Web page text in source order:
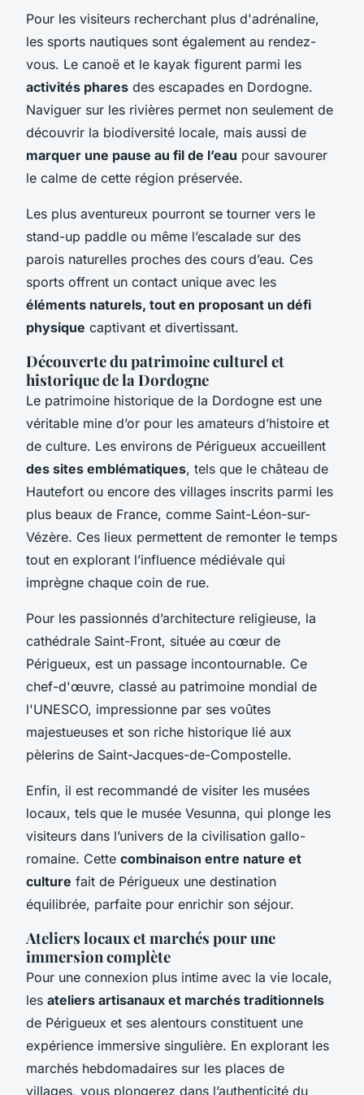
Pour les visiteurs recherchant plus d'adrénaline,
les sports nautiques sont également au rendez-
vous. Le canoë et le kayak figurent parmi les
activités phares des escapades en Dordogne.
Naviguer sur les rivières permet non seulement de
découvrir la biodiversité locale, mais aussi de
marquer une pause au fil de l’eau pour savourer
le calme de cette région préservée.
Les plus aventureux pourront se tourner vers le
stand-up paddle ou même l’escalade sur des
parois naturelles proches des cours d’eau. Ces
sports offrent un contact unique avec les
éléments naturels, tout en proposant un défi
physique captivant et divertissant.
Découverte du patrimoine culturel et
historique de la Dordogne
Le patrimoine historique de la Dordogne est une
véritable mine d’or pour les amateurs d’histoire et
de culture. Les environs de Périgueux accueillent
des sites emblématiques, tels que le château de
Hautefort ou encore des villages inscrits parmi les
plus beaux de France, comme Saint-Léon-sur-
Vézère. Ces lieux permettent de remonter le temps
tout en explorant l’influence médiévale qui
imprègne chaque coin de rue.
Pour les passionnés d’architecture religieuse, la
cathédrale Saint-Front, située au cœur de
Périgueux, est un passage incontournable. Ce
chef-d'œuvre, classé au patrimoine mondial de
l'UNESCO, impressionne par ses voûtes
majestueuses et son riche historique lié aux
pèlerins de Saint-Jacques-de-Compostelle.
Enfin, il est recommandé de visiter les musées
locaux, tels que le musée Vesunna, qui plonge les
visiteurs dans l’univers de la civilisation gallo-
romaine. Cette combinaison entre nature et
culture fait de Périgueux une destination
équilibrée, parfaite pour enrichir son séjour.
Ateliers locaux et marchés pour une
immersion complète
Pour une connexion plus intime avec la vie locale,
les ateliers artisanaux et marchés traditionnels
de Périgueux et ses alentours constituent une
expérience immersive singulière. En explorant les
marchés hebdomadaires sur les places de
villages, vous plongerez dans l’authenticité du